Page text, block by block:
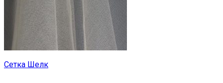
Сетка Шелк